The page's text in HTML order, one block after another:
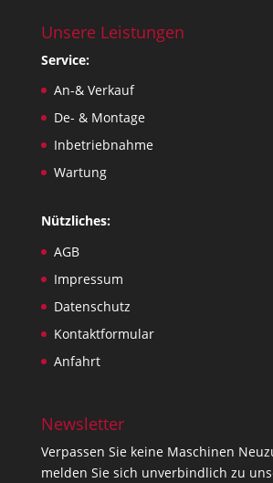
Unsere Leistungen
Service:
An-& Verkauf
De- & Montage
Inbetriebnahme
Wartung
Nützliches:
AGB
Impressum
Datenschutz
Kontaktformular
Anfahrt
Newsletter
Verpassen Sie keine Maschinen
melden Sie sich unverbindlich zu